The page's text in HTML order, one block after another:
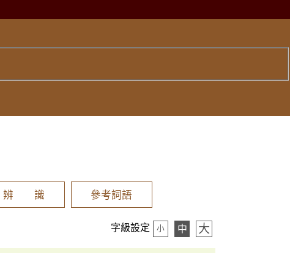
辨 識 參考詞語
字級設定 小 中 大